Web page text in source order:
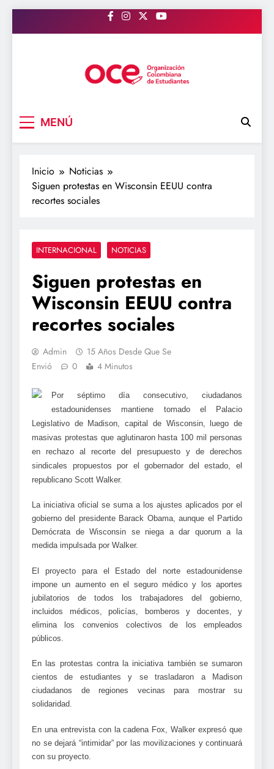
al
MENÚ
Inicio
Noticias
Siguen protestas en Wisconsin EEUU contra
recortes sociales
INTERNACIONAL NOTICIAS
Siguen protestas en
Wisconsin EEUU contra
recortes sociales
Admin
15 Años Desde Que Se
Envió
0 4 Minutos
Por séptimo día consecutivo, ciudadanos
estadounidenses mantiene tomado el Palacio
Legislativo de Madison, capital de Wisconsin, luego de
masivas protestas que aglutinaron hasta 100 mil personas
en rechazo al recorte del presupuesto y de derechos
sindicales propuestos por el gobernador del estado, el
republicano Scott Walker.
La iniciativa oficial se suma a los ajustes aplicados por el
gobierno del presidente Barack Obama, aunque el Partido
Demócrata de Wisconsin se niega a dar quorum a la
medida impulsada por Walker.
El proyecto para el Estado del norte estadounidense
impone un aumento en el seguro médico y los aportes
jubilatorios de todos los trabajadores del gobierno,
incluidos médicos, policías, bomberos y docentes, y
elimina los convenios colectivos de los empleados
públicos.
En las protestas contra la iniciativa también se sumaron
cientos de estudiantes y se trasladaron a Madison
ciudadanos de regiones vecinas para mostrar su
solidaridad.
En una entrevista con la cadena Fox, Walker expresó que
no se dejará “intimidar” por las movilizaciones y continuará
con su proyecto.